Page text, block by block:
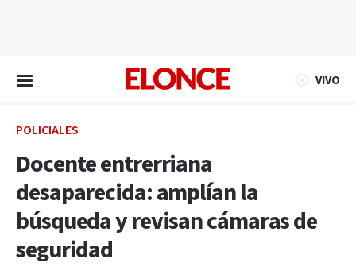
VIVO
POLICIALES
Docente entrerriana
desaparecida: amplían la
búsqueda y revisan cámaras de
seguridad